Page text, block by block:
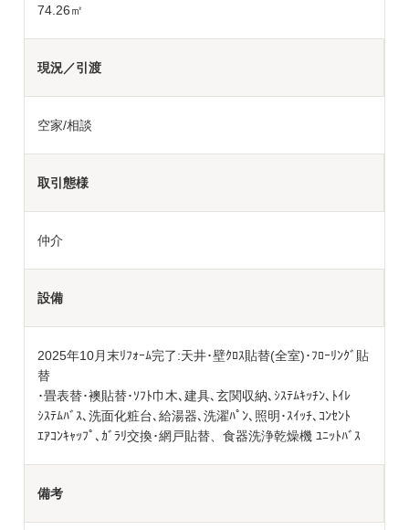
74.26㎡
現況／引渡
空家/相談
取引態様
仲介
設備
2025年10月末ﾘﾌｫｰﾑ完了:天井･壁ｸﾛｽ貼替(全室)･ﾌﾛｰﾘﾝｸﾞ貼
替
･畳表替･襖貼替･ｿﾌﾄ巾木､建具､玄関収納､ｼｽﾃﾑｷｯﾁﾝ､ﾄｲﾚ
ｼｽﾃﾑﾊﾞｽ､洗面化粧台､給湯器､洗濯ﾊﾟﾝ､照明･ｽｲｯﾁ､ｺﾝｾﾝﾄ
ｴｱｺﾝｷｬｯﾌﾟ､ｶﾞﾗﾘ交換･網戸貼替、食器洗浄乾燥機 ﾕﾆｯﾄﾊﾞｽ
備考